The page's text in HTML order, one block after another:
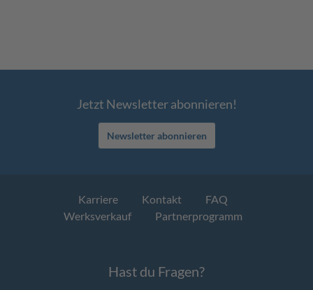
Jetzt Newsletter abonnieren!
Newsletter abonnieren
Karriere Kontakt
FAQ
Werksverkauf
Partnerprogramm
Hast du Fragen?